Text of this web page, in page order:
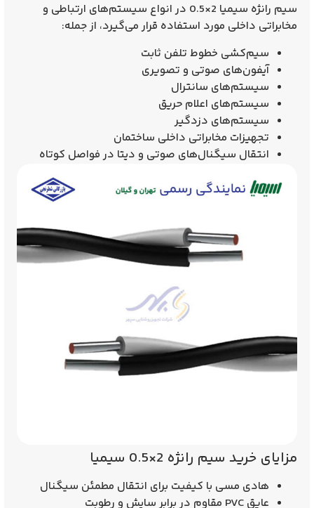
سیم رانژه سیمیا 2×0.5 در انواع سیستم‌های ارتباطی و
مخابراتی داخلی مورد استفاده قرار می‌گیرد، از جمله:
سیم‌کشی خطوط تلفن ثابت
آیفون‌های صوتی و تصویری
سیستم‌های سانترال
سیستم‌های اعلام حریق
سیستم‌های دزدگیر
تجهیزات مخابراتی داخلی ساختمان
انتقال سیگنال‌های صوتی و دیتا در فواصل کوتاه
مزایای خرید سیم رانژه 2×0.5 سیمیا
هادی مسی با کیفیت برای انتقال مطمئن سیگنال
عایق PVC مقاوم در برابر سایش و رطوبت